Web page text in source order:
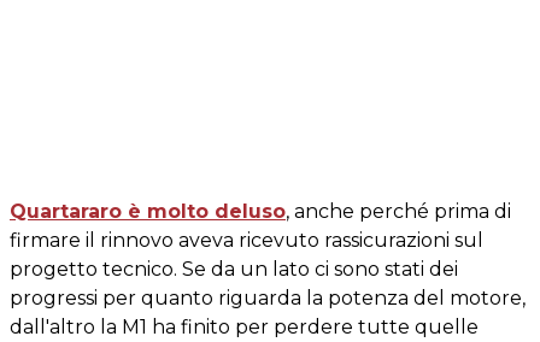
Quartararo è molto deluso, anche perché prima di
firmare il rinnovo aveva ricevuto rassicurazioni sul
progetto tecnico. Se da un lato ci sono stati dei
progressi per quanto riguarda la potenza del motore,
dall'altro la M1 ha finito per perdere tutte quelle